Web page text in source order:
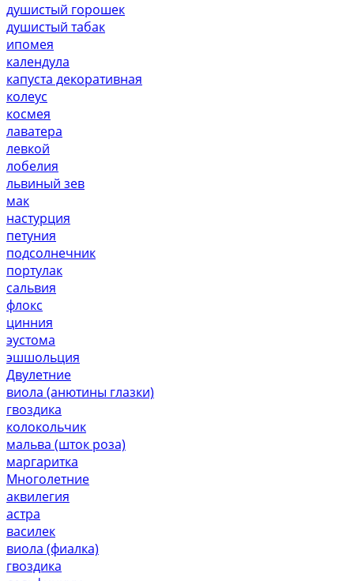
душистый горошек
душистый табак
ипомея
календула
капуста декоративная
колеус
космея
лаватера
левкой
лобелия
львиный зев
мак
настурция
петуния
подсолнечник
портулак
сальвия
флокс
цинния
эустома
эшшольция
Двулетние
виола (анютины глазки)
гвоздика
колокольчик
мальва (шток роза)
маргаритка
Многолетние
аквилегия
астра
василек
виола (фиалка)
гвоздика